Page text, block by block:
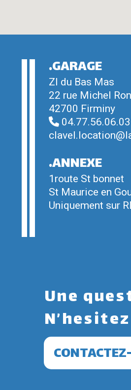
.GARAGE
ZI du Bas Mas
22 rue Michel
42700 Firminy
04.77.56.06.03
.ANNEXE
1route St bonnet
St Maurice en
Uniquement sur
Une